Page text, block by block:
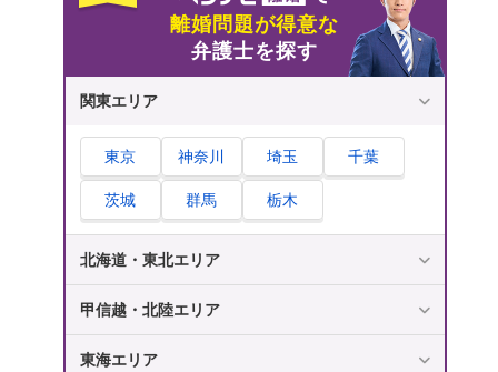
離婚問題に注力している弁護士・法律事務所
初回無料相談ができると、気軽に相談できる
費用は着手金・報酬金の2つに注目。相場も
確認しておこう
土日・夜間に対応していると便利。事務所の
位置も要確認
法テラス
市区町村の法律相談窓口
離婚問題が得意な
弁護士を探す
関東エリア
東京 神奈川 埼玉 千葉
茨城 群馬 栃木
北海道・東北エリア
甲信越・北陸エリア
東海エリア